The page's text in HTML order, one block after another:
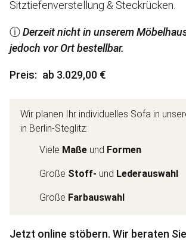
Sitztiefenverstellung & Steckrücken.
ⓘDerzeit nicht in unserem
jedoch vor Ort bestellbar.
Preis ab 3.029,00 €
Wir planen Ihr individuelles Sofa in
in Berlin-Steglitz:
Viele Maße und Formen
Große Stoff- und Lederauswahl
Große Farbauswahl
Jetzt online stöbern. Wir beraten